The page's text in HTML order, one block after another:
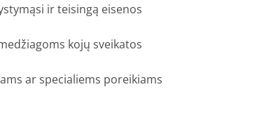
ir teisingą eisenos
kojų sveikatos
ar specialiems poreikiams